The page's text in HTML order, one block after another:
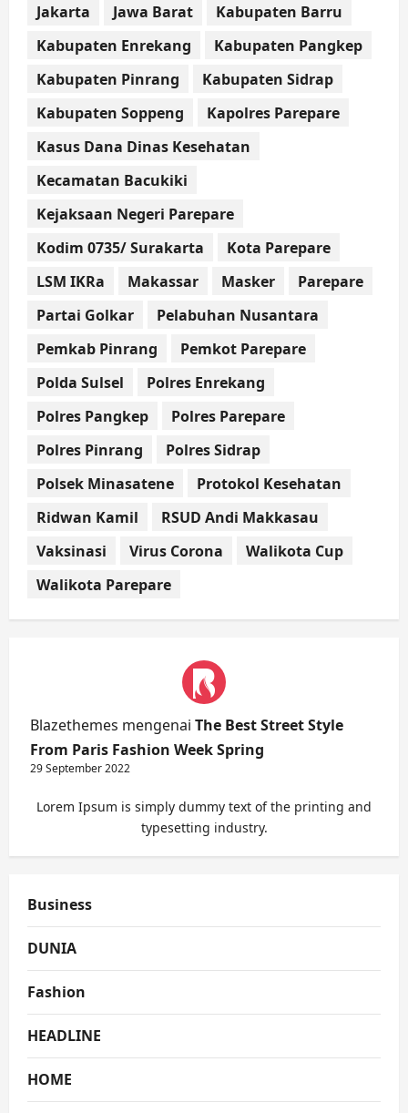
Jakarta
Jawa Barat
Kabupaten Barru
Kabupaten Enrekang
Kabupaten Pangkep
Kabupaten Pinrang
Kabupaten Sidrap
Kabupaten Soppeng
Kapolres Parepare
Kasus Dana Dinas Kesehatan
Kecamatan Bacukiki
Kejaksaan Negeri Parepare
Kodim 0735/ Surakarta
Kota Parepare
LSM IKRa
Makassar Masker
Parepare
Partai Golkar
Pelabuhan Nusantara
Pemkab Pinrang
Pemkot Parepare
Polda Sulsel
Polres Enrekang
Polres Pangkep
Polres Parepare
Polres Pinrang
Polres Sidrap
Polsek Minasatene
Protokol Kesehatan
Ridwan Kamil
RSUD Andi Makkasau
Vaksinasi
Virus Corona
Walikota Cup
Walikota Parepare
Blazethemes mengenai The Best Street Style
From Paris Fashion Week Spring
29 September 2022
Lorem Ipsum is simply dummy text of the printing and
typesetting industry.
Business
DUNIA
Fashion
HEADLINE
HOME